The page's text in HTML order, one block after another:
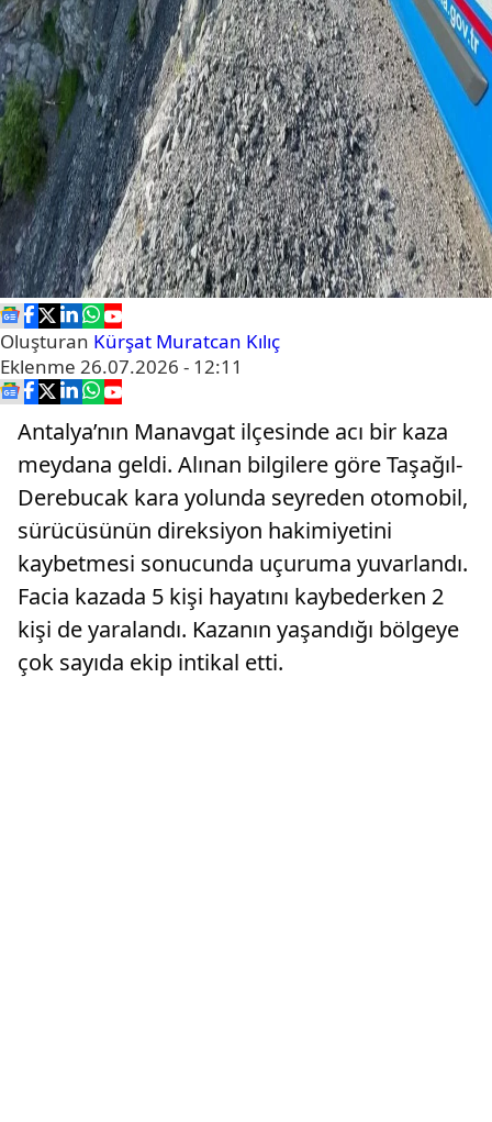
Oluşturan Kürşat Muratcan Kılıç
Eklenme 26.07.2026 - 12:11
Antalya’nın Manavgat ilçesinde acı bir kaza
meydana geldi. Alınan bilgilere göre Taşağıl-
Derebucak kara yolunda seyreden otomobil,
sürücüsünün direksiyon hakimiyetini
kaybetmesi sonucunda uçuruma yuvarlandı.
Facia kazada 5 kişi hayatını kaybederken 2
kişi de yaralandı. Kazanın yaşandığı bölgeye
çok sayıda ekip intikal etti.